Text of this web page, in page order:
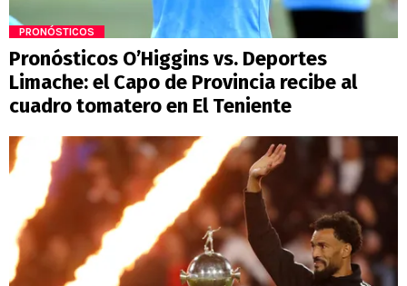
PRONÓSTICOS
Pronósticos O’Higgins vs. Deportes
Limache: el Capo de Provincia recibe al
cuadro tomatero en El Teniente